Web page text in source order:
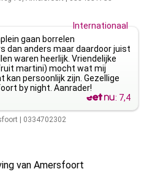
Internationaal
gaan borrelen
dan anders maar daardoor juist
waren heerlijk. Vriendelijke
martini) mocht wat mij
persoonlijk zijn. Gezellige
by night. Aanrader!
: 7,4
0334702302
van Amersfoort